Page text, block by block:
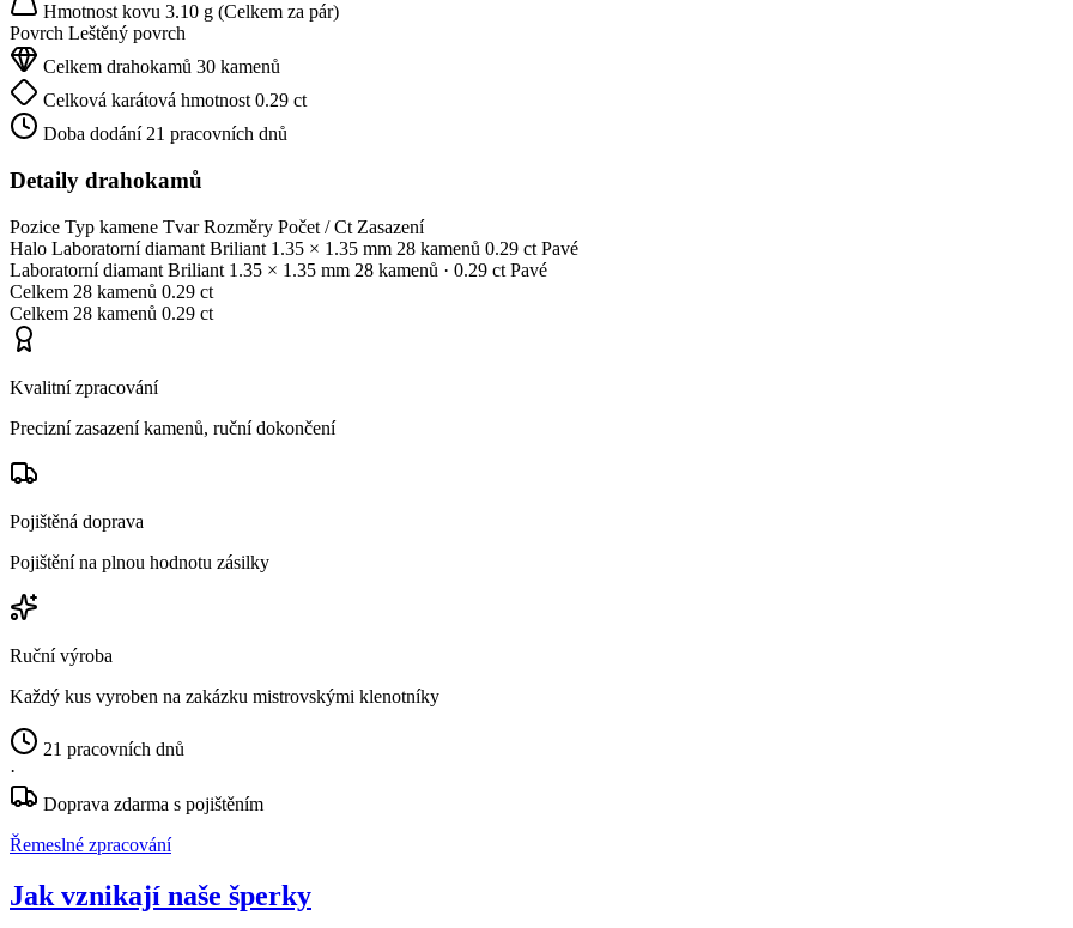
Hmotnost kovu 3.10 g (Celkem za pár)
Povrch Leštěný povrch
Celkem drahokamů 30 kamenů
Celková karátová hmotnost 0.29 ct
Doba dodání 21 pracovních dnů
Detaily drahokamů
Pozice Typ kamene Tvar Rozměry Počet / Ct Zasazení
Halo Laboratorní diamant Briliant 1.35 × 1.35 mm 28 kamenů 0.29 ct Pavé
Laboratorní diamant Briliant 1.35 × 1.35 mm 28 kamenů · 0.29 ct Pavé
Celkem 28 kamenů 0.29 ct
Celkem 28 kamenů 0.29 ct
Kvalitní zpracování
Precizní zasazení kamenů, ruční dokončení
Pojištěná doprava
Pojištění na plnou hodnotu zásilky
Ruční výroba
Každý kus vyroben na zakázku mistrovskými klenotníky
21 pracovních dnů
·
Doprava zdarma s pojištěním
Řemeslné zpracování
Jak vznikají naše šperky